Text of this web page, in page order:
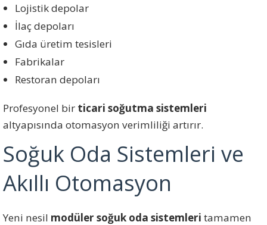
Lojistik depolar
İlaç depoları
Gıda üretim tesisleri
Fabrikalar
Restoran depoları
Profesyonel bir ticari soğutma sistemleri
altyapısında otomasyon verimliliği artırır.
Soğuk Oda Sistemleri ve
Akıllı Otomasyon
Yeni nesil modüler soğuk oda sistemleri tamamen